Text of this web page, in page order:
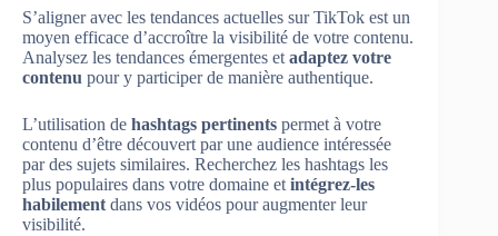
S’aligner avec les tendances actuelles sur TikTok est un
moyen efficace d’accroître la visibilité de votre contenu.
Analysez les tendances émergentes et adaptez votre
contenu pour y participer de manière authentique.
L’utilisation de hashtags pertinents permet à votre
contenu d’être découvert par une audience intéressée
par des sujets similaires. Recherchez les hashtags les
plus populaires dans votre domaine et intégrez-les
habilement dans vos vidéos pour augmenter leur
visibilité.